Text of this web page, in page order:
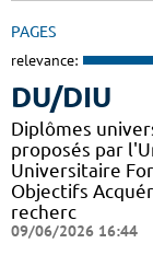
PAGES
relevance:
DU/DIU
Diplômes
proposés par
Universitaire
Objectifs
recherc
09/06/2026 16:44